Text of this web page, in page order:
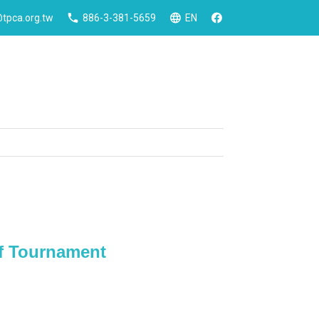
886-3-381-5659 EN
Tournament